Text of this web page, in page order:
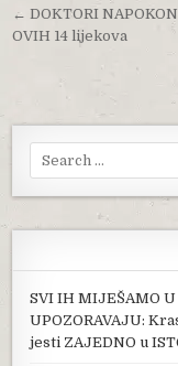
Post
← DOKTORI
OVIH 14 lijekova
Search for:
SVI IH MIJEŠAMO U
UPOZORAVAJU:
jesti ZAJEDNO u